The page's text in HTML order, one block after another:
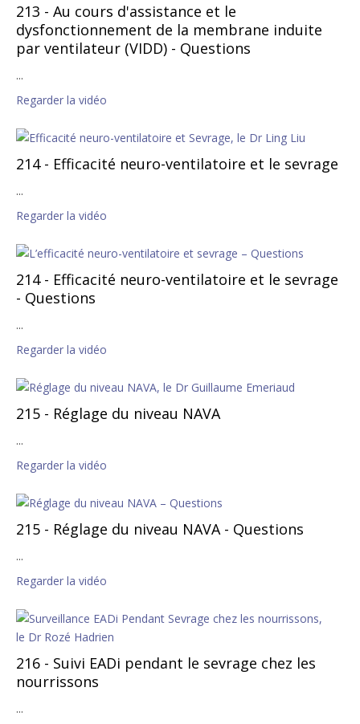
213 - Au cours d'assistance et le
dysfonctionnement de la membrane induite
par ventilateur (VIDD) - Questions
...
Regarder la vidéo
214 - Efficacité neuro-ventilatoire et le sevrage
...
Regarder la vidéo
214 - Efficacité neuro-ventilatoire et le sevrage
- Questions
...
Regarder la vidéo
215 - Réglage du niveau NAVA
...
Regarder la vidéo
215 - Réglage du niveau NAVA - Questions
...
Regarder la vidéo
216 - Suivi EADi pendant le sevrage chez les
nourrissons
...